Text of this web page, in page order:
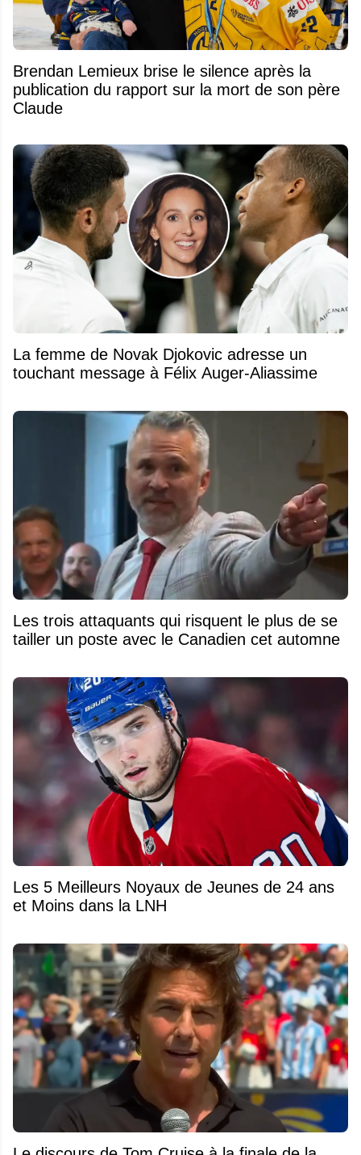
Brendan Lemieux brise le silence après la
publication du rapport sur la mort de son père
Claude
La femme de Novak Djokovic adresse un
touchant message à Félix Auger-Aliassime
Les trois attaquants qui risquent le plus de se
tailler un poste avec le Canadien cet automne
Les 5 Meilleurs Noyaux de Jeunes de 24 ans
et Moins dans la LNH